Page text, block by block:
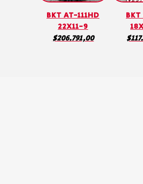
BKT AT-111HD
22X11-9
$206.791,00
BKT
$